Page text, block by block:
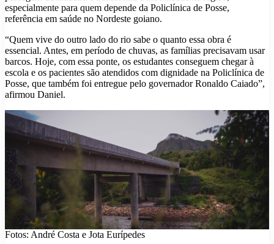
especialmente para quem depende da Policlínica de Posse,
referência em saúde no Nordeste goiano.
“Quem vive do outro lado do rio sabe o quanto essa obra é
essencial. Antes, em período de chuvas, as famílias precisavam usar
barcos. Hoje, com essa ponte, os estudantes conseguem chegar à
escola e os pacientes são atendidos com dignidade na Policlínica de
Posse, que também foi entregue pelo governador Ronaldo Caiado”,
afirmou Daniel.
Fotos: André Costa e Jota Eurípedes